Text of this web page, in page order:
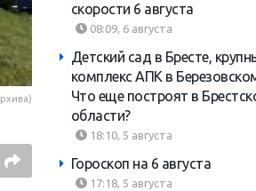
скорости 6 августа
08:09, 6 августа
Детский сад в Бресте,
комплекс АПК в
Что еще построят в
области?
18:10, 5 августа
Гороскоп на 6 августа
17:18, 5 августа